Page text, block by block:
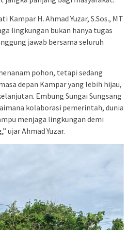
Kampar H. Ahmad Yuzar, S.Sos., MT
lingkungan bukan hanya tugas
jawab bersama seluruh
pohon, tetapi sedang
depan Kampar yang lebih hijau,
Embung Sungai Sungsang
kolaborasi pemerintah, dunia
menjaga lingkungan demi
ujar Ahmad Yuzar.